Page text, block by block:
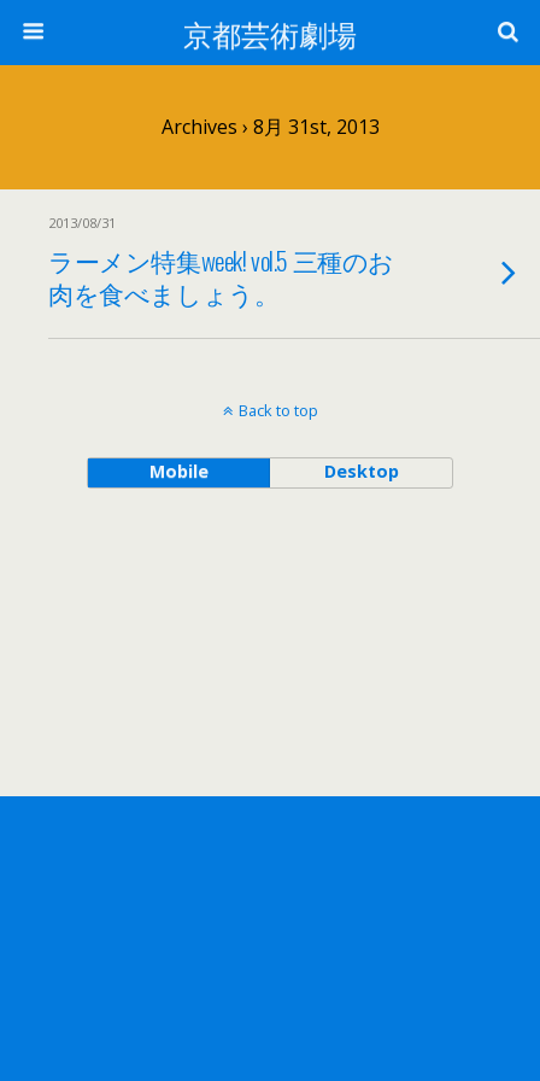
京都芸術劇場
Archives › 8月 31st, 2013
2013/08/31
ラーメン特集week! vol.5 三種のお
肉を食べましょう。
Back to top
Mobile Desktop